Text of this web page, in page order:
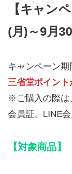
【キャン
(月)～9月
キャンペーン期
三省堂ポイント
※ご購入の際は
会員証、LINE
【対象商品】